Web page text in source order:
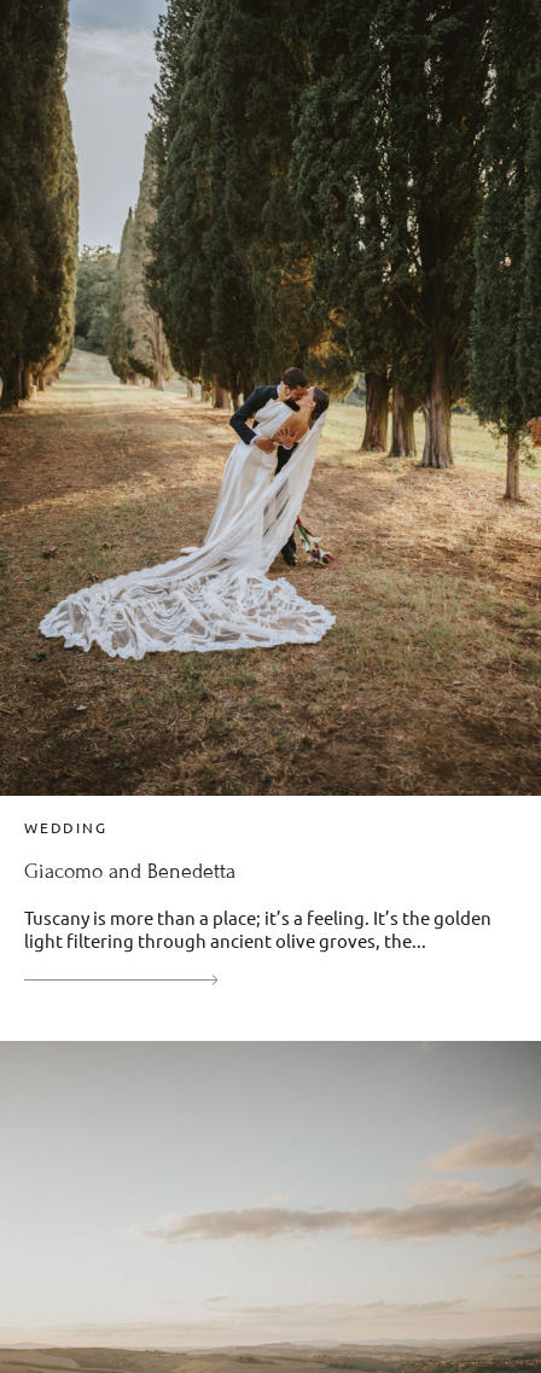
WEDDING
Giacomo and Benedetta
Tuscany is more than a place; it’s a feeling. It’s the golden
light filtering through ancient olive groves, the...